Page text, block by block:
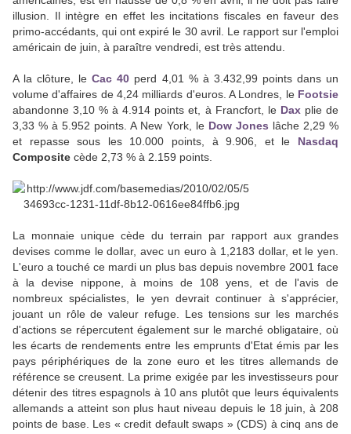
illusion. Il intègre en effet les incitations fiscales en faveur des
primo-accédants, qui ont expiré le 30 avril. Le rapport sur l'emploi
américain de juin, à paraître vendredi, est très attendu.
A la clôture, leCac 40 perd 4,01 % à 3.432,99 points dans un
volume d'affaires de 4,24 milliards d'euros. A Londres, le Footsie
abandonne 3,10 % à 4.914 points et, à Francfort, le Daxplie de
3,33 % à 5.952 points. A New York, le Dow Jones lâche 2,29 %
et repasse sous les 10.000 points, à 9.906, et le Nasdaq
Composite cède 2,73 % à 2.159 points.
La monnaie unique cède du terrain par rapport aux grandes
devises comme le dollar, avec un euro à 1,2183 dollar, et le yen.
L'euro a touché ce mardi un plus bas depuis novembre 2001 face
à la devise nippone, à moins de 108 yens, et de l'avis de
nombreux spécialistes, le yen devrait continuer à s'apprécier,
jouant un rôle de valeur refuge. Les tensions sur les marchés
d'actions se répercutent également sur le marché obligataire, où
les écarts de rendements entre les emprunts d'Etat émis par les
pays périphériques de la zone euro et les titres allemands de
référence se creusent. La prime exigée par les investisseurs pour
détenir des titres espagnols à 10 ans plutôt que leurs équivalents
allemands a atteint son plus haut niveau depuis le 18 juin, à 208
points de base. Les « credit default swaps » (CDS) à cinq ans de